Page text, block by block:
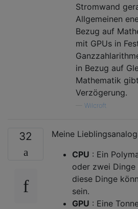
Stromwand
Allgemeinen
Bezug auf
mit GPUs in
in Bezug auf
Mathematik
Verzögerung.
Wilcroft
32
Meine
CPU : Ein
oder zwei
diese Dinge
sein.
GPU : Eine